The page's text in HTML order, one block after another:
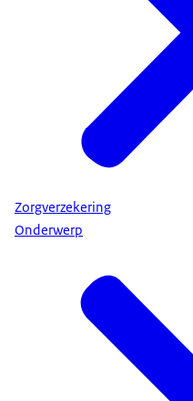
Zorgverzekering
Onderwerp